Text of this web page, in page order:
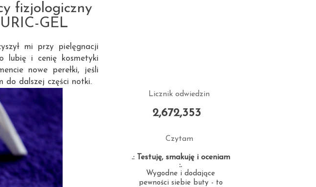
fizjologiczny
GEL
mi przy pielęgnacji
lubię i cenię kosmetyki
nowe perełki, jeśli
do dalszej części notki.
Licznik odwiedzin
2,672,353
Czytam
.: Testuję, smakuję i oceniam
:.
Wygodne i dodające
pewności siebie buty - to